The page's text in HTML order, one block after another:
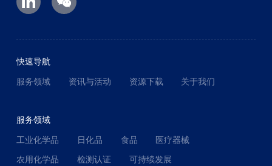
快速导航
服务领域
资讯与活动 资源下载 关于我们
服务领域
工业化学品
日化品 食品
医疗器械
农用化学品
检测认证 可持续发展